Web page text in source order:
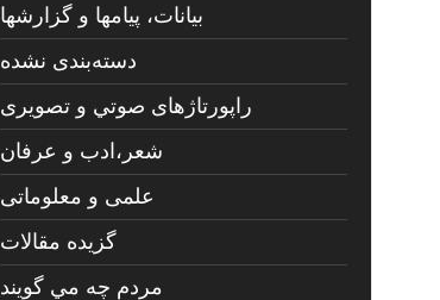
بیانات، پیامها و گزارشها
دسته‌بندی نشده
راپورتاژهای صوتي و تصويری
شعر،ادب و عرفان
علمی و معلوماتی
گزیده مقالات
مردم چه مي گويند